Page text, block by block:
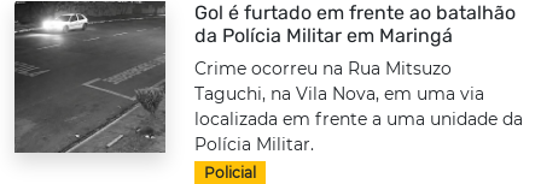
Gol é furtado em frente ao batalhão
da Polícia Militar em Maringá
Crime ocorreu na Rua Mitsuzo
Taguchi, na Vila Nova, em uma via
localizada em frente a uma unidade da
Polícia Militar.
Policial